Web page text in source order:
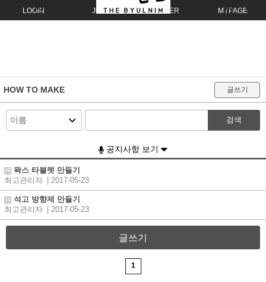
LOGIN JOIN ORDER MYPAGE
HOW TO MAKE 글쓰기
검색
공지사항 보기
왁스 타블렛 만들기
최고관리자
| 2017-05-23
석고 방향제 만들기
최고관리자
| 2017-05-23
글쓰기
1